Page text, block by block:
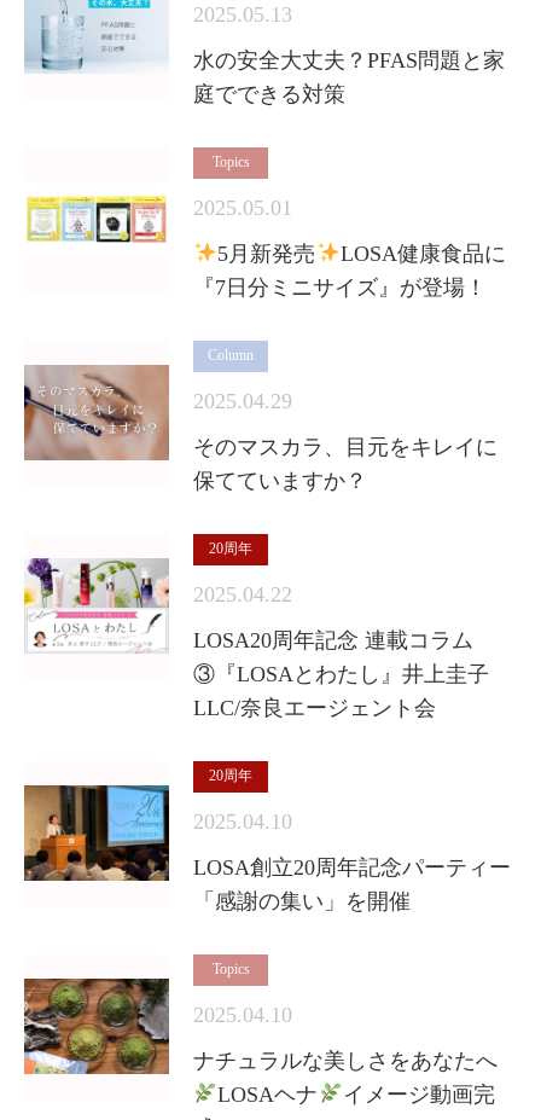
2025.05.13
水の安全大丈夫？PFAS問題と家
庭でできる対策
Topics
2025.05.01
5月新発売
LOSA健康食品に
『7日分ミニサイズ』が登場！
Column
2025.04.29
そのマスカラ、目元をキレイに
保てていますか？
20周年
2025.04.22
LOSA20周年記念 連載コラム
③『LOSAとわたし』井上圭子
LLC/奈良エージェント会
20周年
2025.04.10
LOSA創立20周年記念パーティー
「感謝の集い」を開催
Topics
2025.04.10
ナチュラルな美しさをあなたへ
LOSAヘナ
イメージ動画完